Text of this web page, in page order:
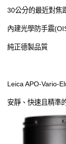
30公分的最近對焦
內建光學防手震
純正德製品質
Leica APO-Vario-
安靜、快速且精準